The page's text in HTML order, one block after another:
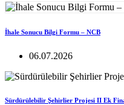
İhale Sonucu Bilgi Formu – NCB
06.07.2026
Sürdürülebilir Şehirlier Projesi II Ek